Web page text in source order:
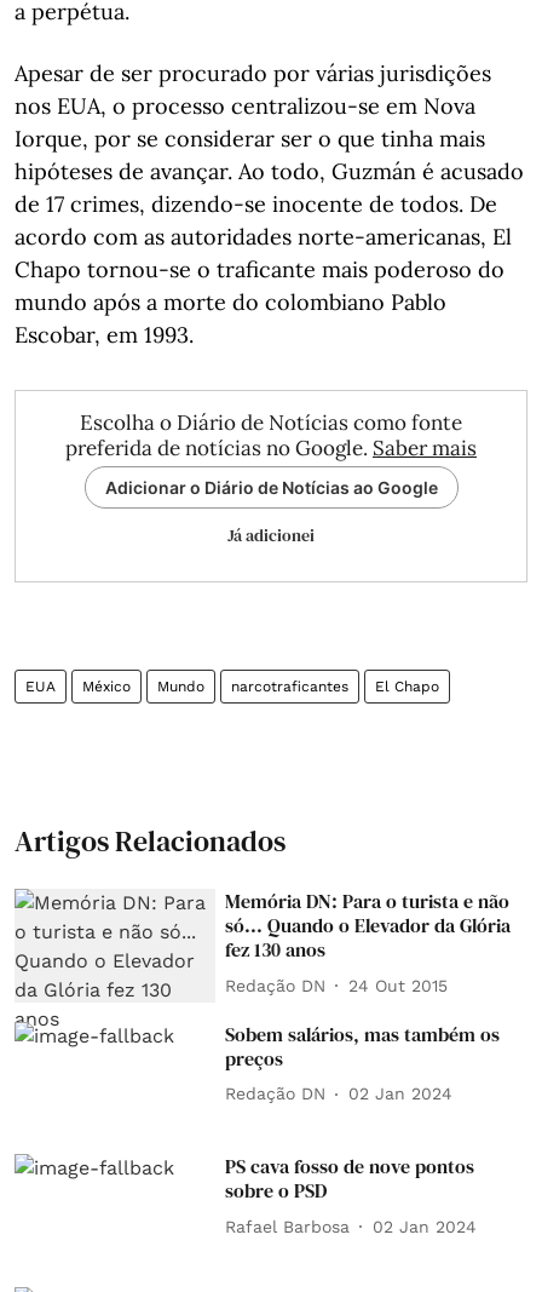
a perpétua.
Apesar de ser procurado por várias jurisdições
nos EUA, o processo centralizou-se em Nova
Iorque, por se considerar ser o que tinha mais
hipóteses de avançar. Ao todo, Guzmán é acusado
de 17 crimes, dizendo-se inocente de todos. De
acordo com as autoridades norte-americanas, El
Chapo tornou-se o traficante mais poderoso do
mundo após a morte do colombiano Pablo
Escobar, em 1993.
Escolha o Diário de Notícias como fonte
preferida de notícias no Google. Saber mais
Adicionar o Diário de Notícias ao Google
Já adicionei
EUA México Mundo narcotraficantes El Chapo
Artigos Relacionados
Memória DN: Para o turista e não
só... Quando o Elevador da Glória
fez 130 anos
Redação DN 24 Out 2015
Sobem salários, mas também os
preços
Redação DN 02 Jan 2024
PS cava fosso de nove pontos
sobre o PSD
Rafael Barbosa 02 Jan 2024